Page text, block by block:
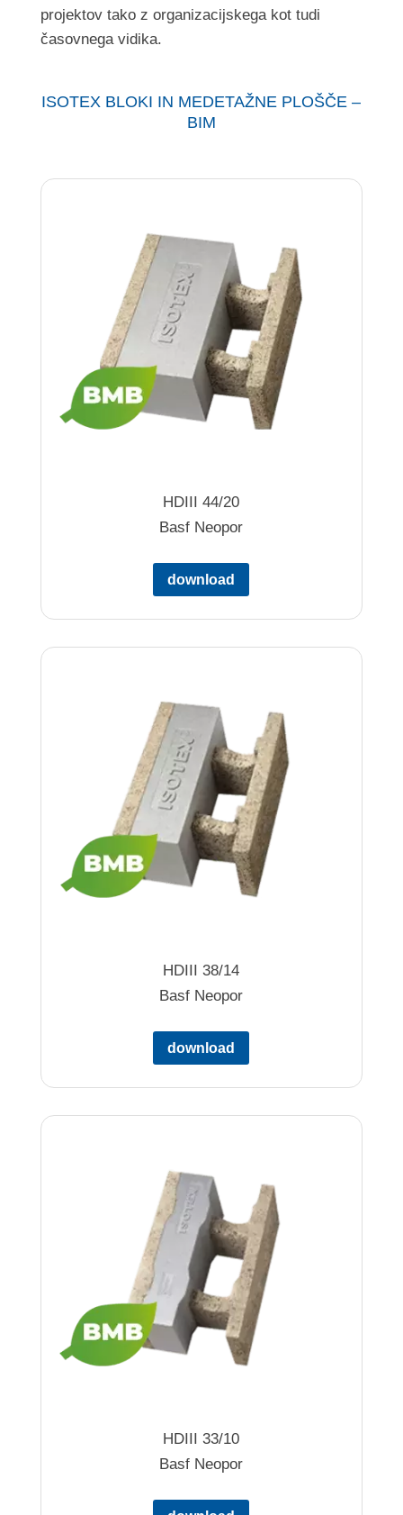
projektov tako z organizacijskega kot tudi
časovnega vidika.
ISOTEX BLOKI IN MEDETAŽNE PLOŠČE –
BIM
HDIII 44/20
Basf Neopor
download
HDIII 38/14
Basf Neopor
download
HDIII 33/10
Basf Neopor